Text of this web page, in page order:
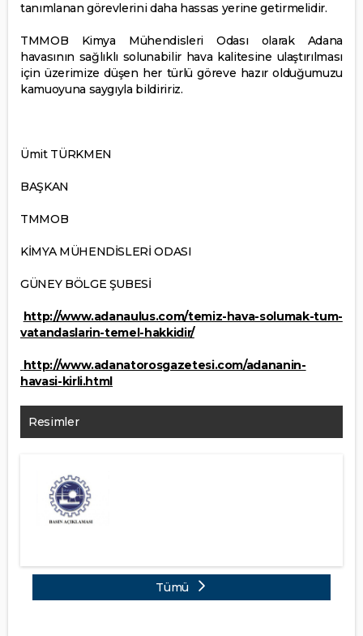
tanımlanan görevlerini daha hassas yerine getirmelidir.
TMMOB Kimya Mühendisleri Odası olarak Adana
havasının sağlıklı solunabilir hava kalitesine ulaştırılması
için üzerimize düşen her türlü göreve hazır olduğumuzu
kamuoyuna saygıyla bildiririz.
Ümit TÜRKMEN
BAŞKAN
TMMOB
KİMYA MÜHENDİSLERİ ODASI
GÜNEY BÖLGE ŞUBESİ
http://www.adanaulus.com/temiz-hava-solumak-tum-
vatandaslarin-temel-hakkidir/
http://www.adanatorosgazetesi.com/adananin-
havasi-kirli.html
Resimler
Tümü